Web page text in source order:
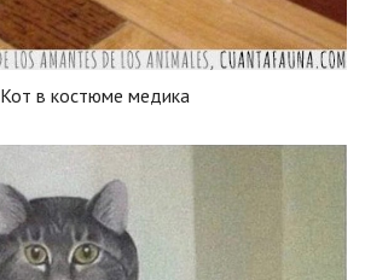
Кот в костюме медика